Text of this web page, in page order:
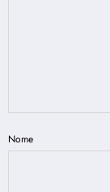
Nome